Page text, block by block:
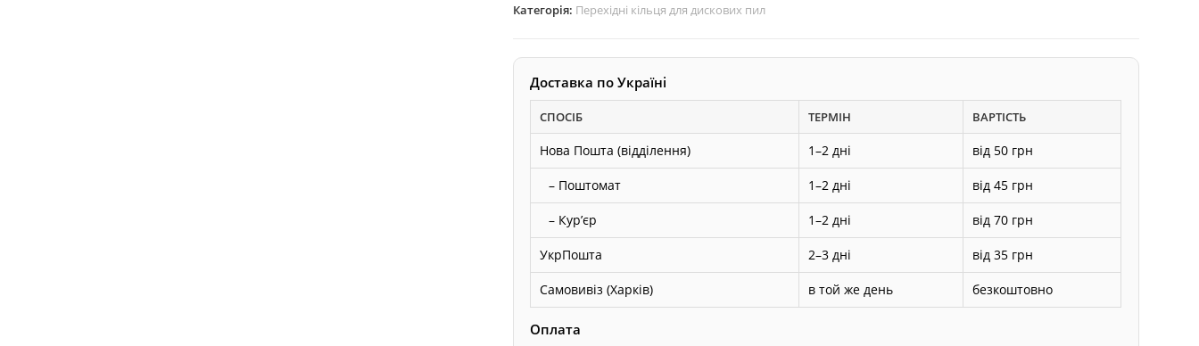
кільце
для
дискової
пили
кількість
Категорія: Перехідні кільця для дискових пил
Доставка по Україні
СПОСІБ ТЕРМІН ВАРТІСТЬ
Нова Пошта (відділення) 1–2 дні від 50 грн
– Поштомат 1–2 дні від 45 грн
– Курʼєр 1–2 дні від 70 грн
УкрПошта 2–3 дні від 35 грн
Самовивіз (Харків) в той же день безкоштовно
Оплата